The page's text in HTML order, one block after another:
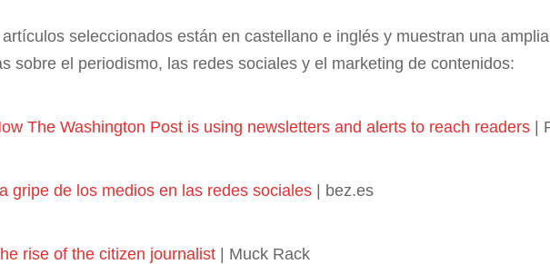
artículos seleccionados están en castellano e inglés y muestran una
sobre el periodismo, las redes sociales y el marketing de contenidos:
The Washington Post is using newsletters and alerts to reach readers |
gripe de los medios en las redes sociales | bez.es
rise of the citizen journalist | Muck Rack